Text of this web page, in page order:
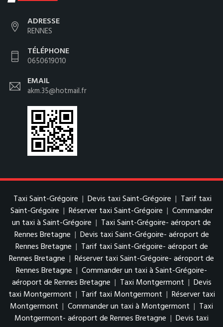
ADRESSE
RENNES
TÉLÉPHONE
0650619010
EMAIL
akm.35@hotmail.fr
Taxi Saint-Grégoire | Devis taxi Saint-Grégoire | Tarif taxi
Saint-Grégoire | Réserver taxi Saint-Grégoire | Commander
un taxi à Saint-Grégoire | Taxi Saint-Grégoire- aéroport de
Rennes Bretagne | Devis taxi Saint-Grégoire- aéroport de
Rennes Bretagne | Tarif taxi Saint-Grégoire- aéroport de
Rennes Bretagne | Réserver taxi Saint-Grégoire- aéroport de
Rennes Bretagne | Commander un taxi à Saint-Grégoire-
aéroport de Rennes Bretagne | Taxi Montgermont | Devis
taxi Montgermont | Tarif taxi Montgermont | Réserver taxi
Montgermont | Commander un taxi à Montgermont | Taxi
Montgermont- aéroport de Rennes Bretagne | Devis taxi